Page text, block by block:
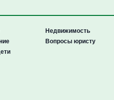
Недвижимость
Вопросы юристу